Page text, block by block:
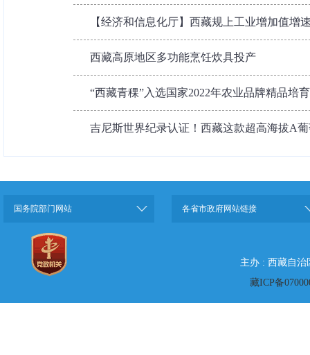
【经济和信息化厅】西藏规上工业增加值增
西藏高原地区多功能烹饪炊具投产
“西藏青稞”入选国家2022年农业品牌精品培
吉尼斯世界纪录认证！西藏这款超高海拔A
国务院部门网站 各省市政府网站链接
主办 : 西藏自治
藏ICP备